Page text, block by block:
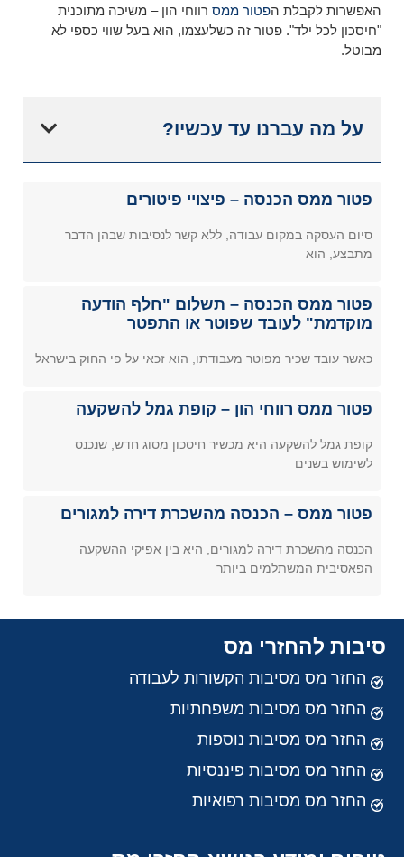
האפשרות לקבלת הפטור ממס רווחי הון – משיכה מתוכנית
"חיסכון לכל ילד". פטור זה כשלעצמו, הוא בעל שווי כספי לא
מבוטל.
על מה עברנו עד עכשיו?
פטור ממס הכנסה – פיצויי פיטורים
סיום העסקה במקום עבודה, ללא קשר לנסיבות שבהן הדבר
מתבצע, הוא
פטור ממס הכנסה – תשלום "חלף הודעה
מוקדמת" לעובד שפוטר או התפטר
כאשר עובד שכיר מפוטר מעבודתו, הוא זכאי על פי החוק בישראל
פטור ממס רווחי הון – קופת גמל להשקעה
קופת גמל להשקעה היא מכשיר חיסכון מסוג חדש, שנכנס
לשימוש בשנים
פטור ממס – הכנסה מהשכרת דירה למגורים
הכנסה מהשכרת דירה למגורים, היא בין אפיקי ההשקעה
הפאסיבית המשתלמים ביותר
סיבות להחזרי מס
החזר מס מסיבות הקשורות לעבודה
החזר מס מסיבות משפחתיות
החזר מס מסיבות נוספות
החזר מס מסיבות פיננסיות
החזר מס מסיבות רפואיות